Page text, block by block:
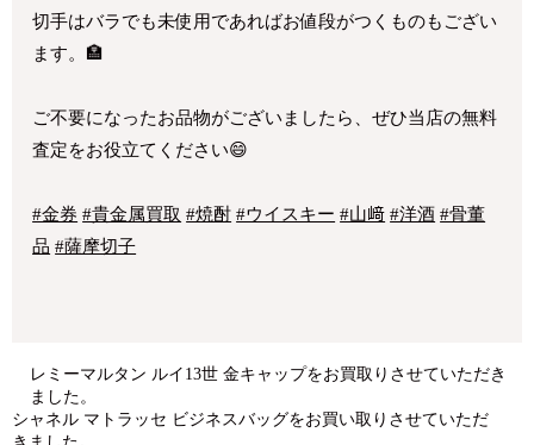
切手はバラでも未使用であればお値段がつくものもござい
ます。🏣
ご不要になったお品物がございましたら、ぜひ当店の無料
査定をお役立てください😄
#金券 #貴金属買取 #焼酎 #ウイスキー #山﨑 #洋酒 #骨董
品 #薩摩切子
レミーマルタン ルイ13世 金キャップをお買取りさせていただき
ました。
シャネル マトラッセ ビジネスバッグをお買い取りさせていただ